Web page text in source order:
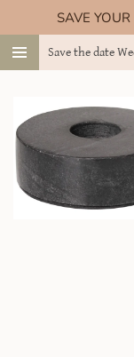
direct
naar
hoofdinhoud
Save the date
SAVE